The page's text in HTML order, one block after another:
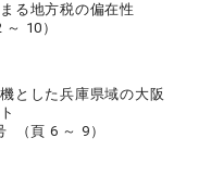
る地方税の偏在性
10）
とした兵庫県域の大阪
（頁 6 ～ 9）